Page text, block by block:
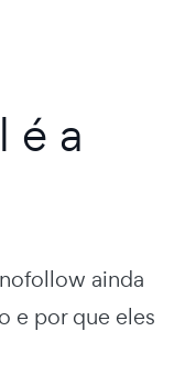
é a
ainda
e por que eles